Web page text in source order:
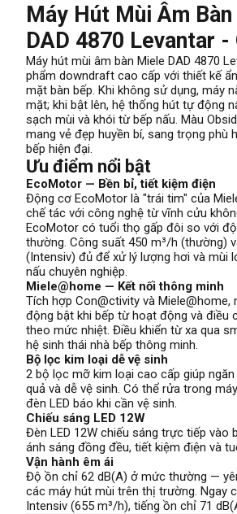
Máy Hút Mùi Âm
DAD 4870 Levantar -
Máy hút mùi âm bàn Miele DAD 4870
phẩm downdraft cao cấp với thiết kế
mặt bàn bếp. Khi không sử dụng, máy
mặt; khi bật lên, hệ thống hút tự động
sạch mùi và khói từ bếp nấu. Màu
mang vẻ đẹp huyền bí, sang trọng phù
bếp hiện đại.
Ưu điểm nổi bật
EcoMotor — Bền bỉ, tiết kiệm điện
Động cơ EcoMotor là "trái tim" của
chế tác với công nghệ từ vĩnh cửu
EcoMotor có tuổi thọ gấp đôi so với
thường. Công suất 450 m³/h (thường)
(Intensiv) đủ để xử lý lượng hơi và mùi
nấu chuyên nghiệp.
Miele@home — Kết nối thông minh
Tích hợp Con@ctivity và
động bật khi bếp từ hoạt động và điều
theo mức nhiệt. Điều khiển từ xa qua
hệ sinh thái nhà bếp thông minh.
Bộ lọc kim loại dễ vệ sinh
2 bộ lọc mỡ kim loại cao cấp giúp
quả và dễ vệ sinh. Có thể rửa trong
đèn LED báo khi cần vệ sinh.
Chiếu sáng LED 12W
Đèn LED 12W chiếu sáng trực tiếp vào
ánh sáng đồng đều, tiết kiệm điện và
Vận hành êm ái
Độ ồn chỉ 62 dB(A) ở mức thường —
các máy hút mùi trên thị trường. Ngay
Intensiv (655 m³/h), tiếng ồn chỉ 71